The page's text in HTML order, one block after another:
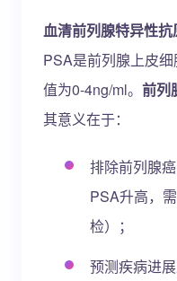
血清前列腺特异性
PSA是前列腺上皮
值为0-4ng/ml。 前列
其意义在于：
排除前列腺
PSA升高，
检）；
预测疾病进